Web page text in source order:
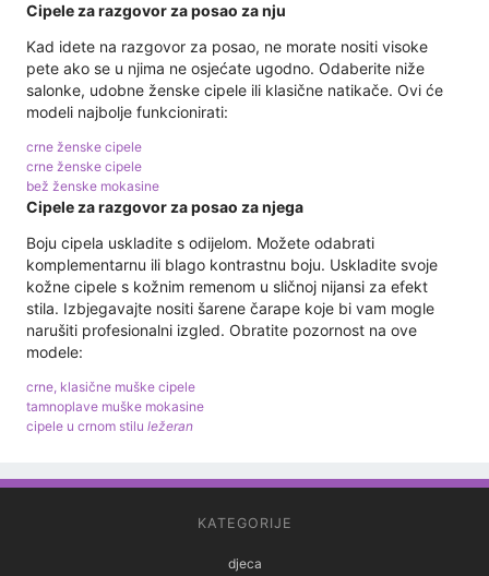
Cipele za razgovor za posao za nju
Kad idete na razgovor za posao, ne morate nositi visoke
pete ako se u njima ne osjećate ugodno. Odaberite niže
salonke, udobne ženske cipele ili klasične natikače. Ovi će
modeli najbolje funkcionirati:
crne ženske cipele
crne ženske cipele
bež ženske mokasine
Cipele za razgovor za posao za njega
Boju cipela uskladite s odijelom. Možete odabrati
komplementarnu ili blago kontrastnu boju. Uskladite svoje
kožne cipele s kožnim remenom u sličnoj nijansi za efekt
stila. Izbjegavajte nositi šarene čarape koje bi vam mogle
narušiti profesionalni izgled. Obratite pozornost na ove
modele:
crne, klasične muške cipele
tamnoplave muške mokasine
cipele u crnom stilu ležeran
KATEGORIJE
djeca